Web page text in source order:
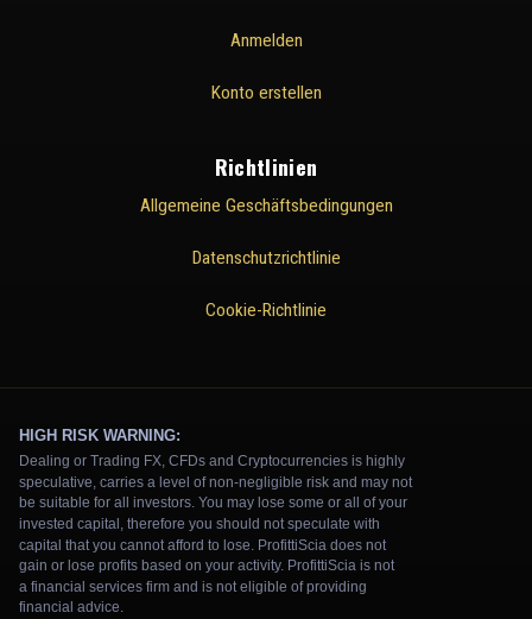
Anmelden
Konto erstellen
Richtlinien
Allgemeine Geschäftsbedingungen
Datenschutzrichtlinie
Cookie-Richtlinie